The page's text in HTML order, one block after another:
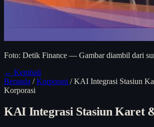
Foto: Detik Finance — Gambar diambil dari
← Kembali
Beranda / Korporasi / KAI Integrasi Stasiun
Korporasi
KAI Integrasi Stasiun Karet